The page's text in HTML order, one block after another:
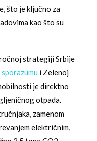
što je ključno za
kao što su
strategiji Srbije
i Zelenoj
je direktno
otpada.
zamenom
električnim,